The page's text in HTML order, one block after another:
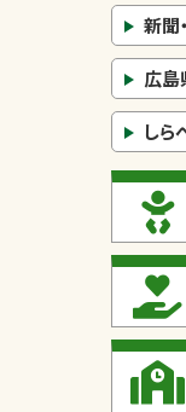
新聞
広島
しら